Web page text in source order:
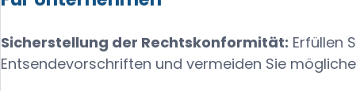
Sicherstellung der Rechtskonformität: Erfüllen
Entsendevorschriften und vermeiden Sie